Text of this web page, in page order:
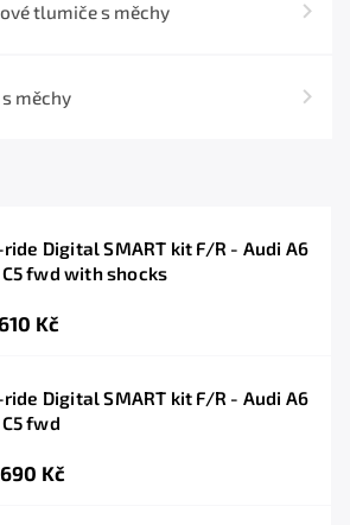
tlumiče s měchy
měchy
Digital SMART kit F/R - Audi A6
fwd with shocks
Kč
Digital SMART kit F/R - Audi A6
fwd
Kč